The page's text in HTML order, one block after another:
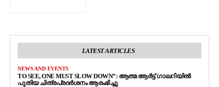
LATEST ARTICLES
NEWS AND EVENTS
TO SEE, ONE MUST SLOW DOWN”: ആത്മ ആർട്ട് ഗാലറിയിൽ
പുതിയ ചിത്രപ്രദർശനം ആരംഭിച്ചു